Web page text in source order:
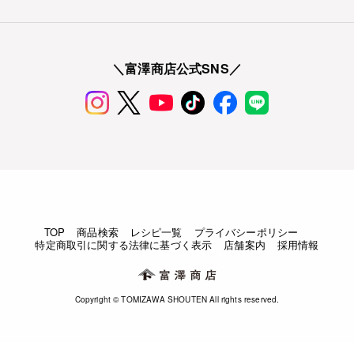
＼富澤商店公式SNS／
TOP 商品検索 レシピ一覧
プライバシーポリシー
特定商取引に関する法律に基づく表示
店舗案内 採用情報
Copyright © TOMIZAWA SHOUTEN All rights reserved.